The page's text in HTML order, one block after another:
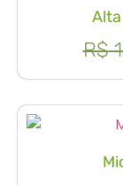
Alta
R$